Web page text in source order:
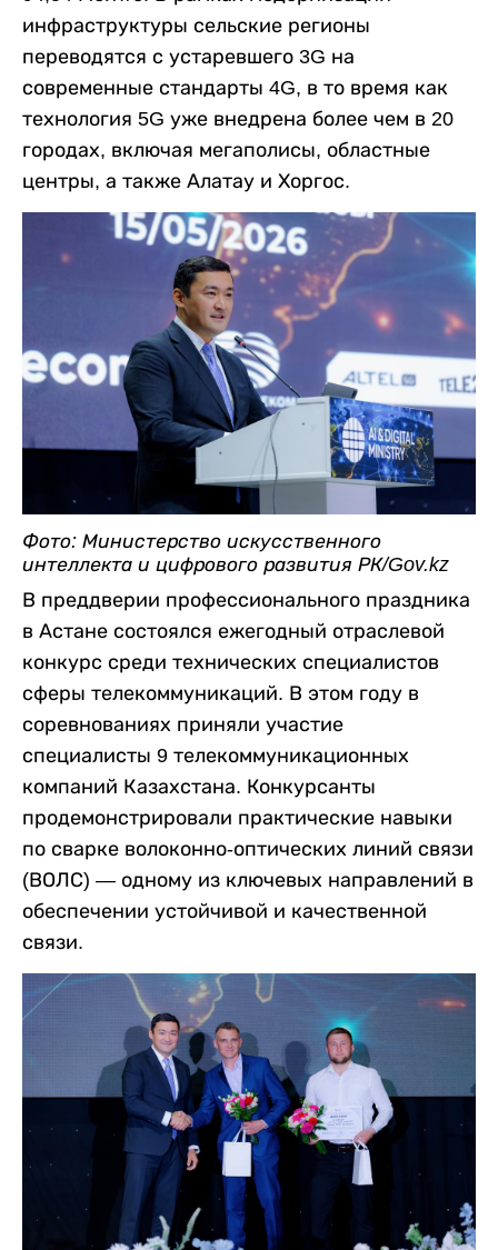
инфраструктуры сельские регионы
переводятся с устаревшего 3G на
современные стандарты 4G, в то время как
технология 5G уже внедрена более чем в 20
городах, включая мегаполисы, областные
центры, а также Алатау и Хоргос.
Фото: Министерство искусственного
интеллекта и цифрового развития РК/Gov.kz
В преддверии профессионального праздника
в Астане состоялся ежегодный отраслевой
конкурс среди технических специалистов
сферы телекоммуникаций. В этом году в
соревнованиях приняли участие
специалисты 9 телекоммуникационных
компаний Казахстана. Конкурсанты
продемонстрировали практические навыки
по сварке волоконно-оптических линий связи
(ВОЛС) — одному из ключевых направлений в
обеспечении устойчивой и качественной
связи.